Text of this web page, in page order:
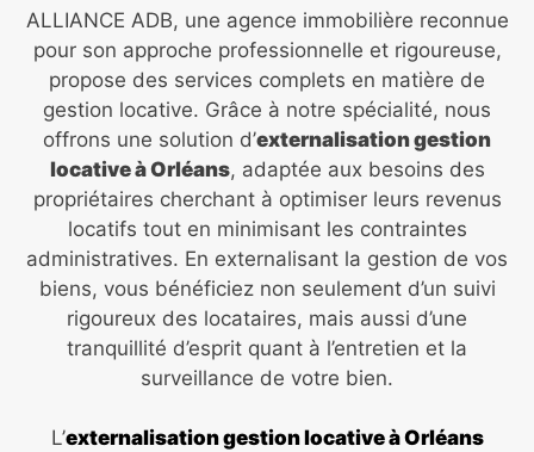
ALLIANCE ADB, une agence immobilière reconnue
pour son approche professionnelle et rigoureuse,
propose des services complets en matière de
gestion locative. Grâce à notre spécialité, nous
offrons une solution d’externalisation gestion
locative à Orléans, adaptée aux besoins des
propriétaires cherchant à optimiser leurs revenus
locatifs tout en minimisant les contraintes
administratives. En externalisant la gestion de vos
biens, vous bénéficiez non seulement d’un suivi
rigoureux des locataires, mais aussi d’une
tranquillité d’esprit quant à l’entretien et la
surveillance de votre bien.
L’externalisation gestion locative à Orléans